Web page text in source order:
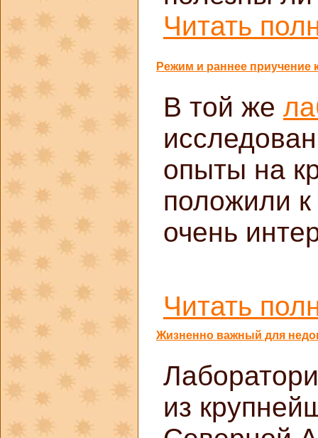
Читать
Режим и раннее приучение
В той же
опыты на
положили
очень
Читать
Жизненно важный для
из